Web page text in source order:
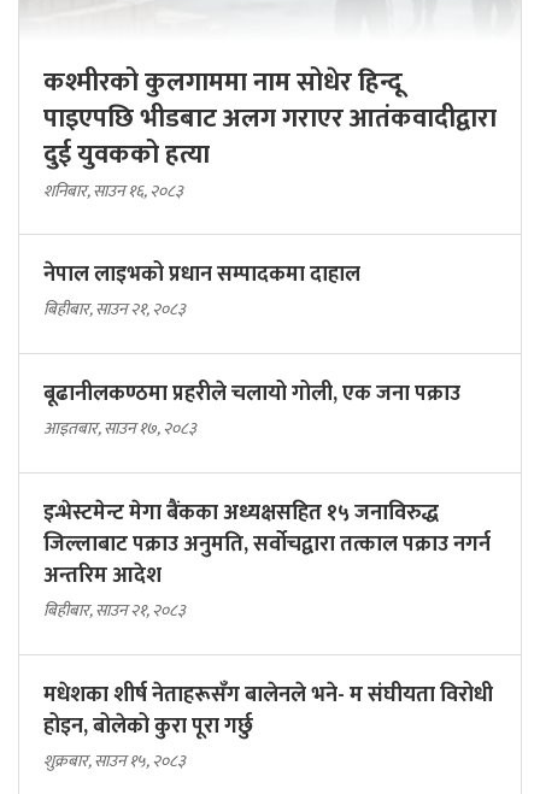
कश्मीरको कुलगाममा नाम सोधेर हिन्दू
पाइएपछि भीडबाट अलग गराएर आतंकवादीद्वारा
दुई युवकको हत्या
शनिबार, साउन १६, २०८३
नेपाल लाइभको प्रधान सम्पादकमा दाहाल
बिहीबार, साउन २१, २०८३
बूढानीलकण्ठमा प्रहरीले चलायो गोली, एक जना पक्राउ
आइतबार, साउन १७, २०८३
इन्भेस्टमेन्ट मेगा बैंकका अध्यक्षसहित १५ जनाविरुद्ध
जिल्लाबाट पक्राउ अनुमति, सर्वोचद्वारा तत्काल पक्राउ नगर्न
अन्तरिम आदेश
बिहीबार, साउन २१, २०८३
मधेशका शीर्ष नेताहरूसँग बालेनले भने- म संघीयता विरोधी
होइन, बोलेको कुरा पूरा गर्छु
शुक्रबार, साउन १५, २०८३